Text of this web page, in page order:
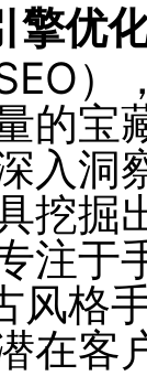
擎优
）
的宝
入洞
挖掘
注于
风格
在客